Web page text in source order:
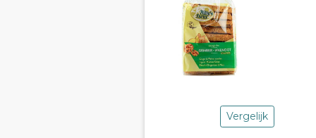
Vergelijk